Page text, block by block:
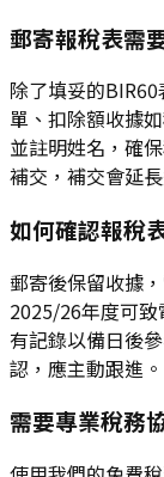
郵寄報稅表需
除了填妥的
單、扣除額收據
並註明姓名，確
補交，補交會延
如何確認報稅
郵寄後保留收據
2025/26年度可
有記錄以備日後
認，應主動跟進。
需要專業稅務